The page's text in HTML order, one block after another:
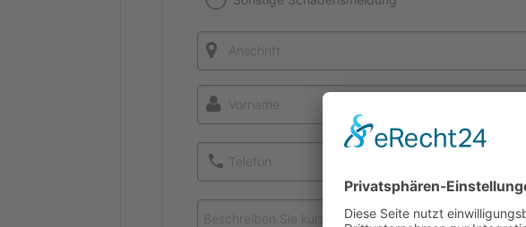
Anschrift
Vor­na­me
Tele­fon
Beschrei­ben Sie kurz den Schaden*